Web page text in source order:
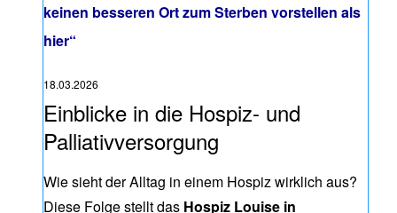
keinen besseren Ort zum Sterben vorstellen als
hier“
18.03.2026
Einblicke in die Hospiz- und
Palliativversorgung
Wie sieht der Alltag in einem Hospiz wirklich aus?
Diese Folge stellt das Hospiz Louise in